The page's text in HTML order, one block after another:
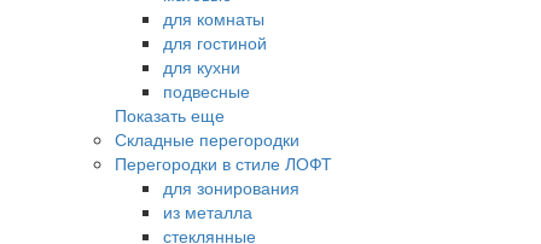
для комнаты
для гостиной
для кухни
подвесные
Показать еще
Складные перегородки
Перегородки в стиле ЛОФТ
для зонирования
из металла
стеклянные